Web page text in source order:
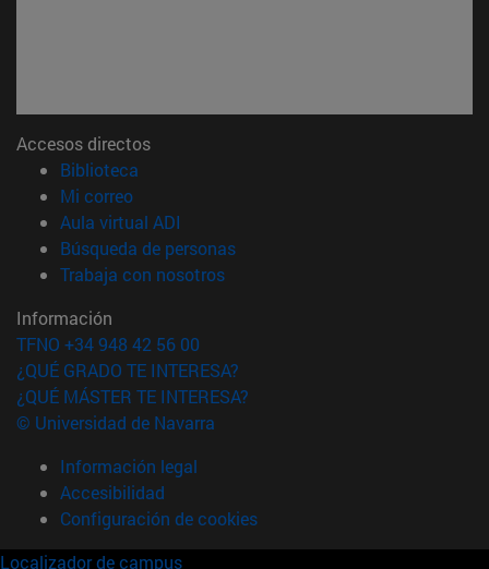
Accesos directos
Biblioteca
Mi correo(abre en nueva ventana)
Aula virtual ADI
Búsqueda de personas(abre en nueva ventana)
Trabaja con nosotros(abre en nueva ventana)
Información
TFNO +34 948 42 56 00
¿QUÉ GRADO TE INTERESA?
¿QUÉ MÁSTER TE INTERESA?
© Universidad de Navarra
Información legal
Accesibilidad
Configuración de cookies
Localizador de campus